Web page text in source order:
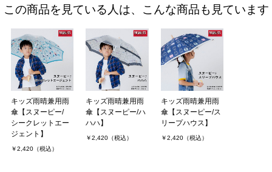
この商品を見ている人は、こんな商品も見ています
キッズ雨晴兼用雨
傘【スヌーピー/
シークレットエー
ジェント】
￥2,420（税込）
キッズ雨晴兼用雨
傘【スヌーピー/ハ
ハハ】
￥2,420（税込）
キッズ雨晴兼用雨
傘【スヌーピー/ス
リープハウス】
￥2,420（税込）